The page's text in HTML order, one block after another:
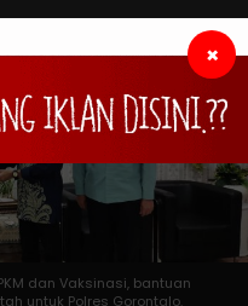
×
dan Vaksinasi, bantuan
untuk Polres Gorontalo.